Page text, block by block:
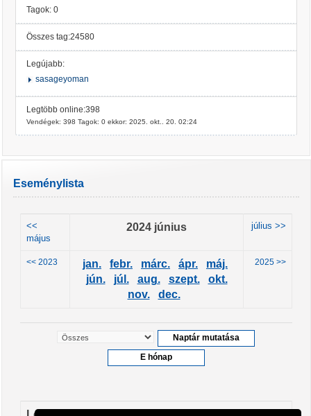
Tagok: 0
Összes tag:24580
Legújabb:
sasageyoman
Legtöbb online:398
Vendégek: 398 Tagok: 0 ekkor: 2025. okt.. 20. 02:24
Eseménylista
<<
május
2024 június július >>
<< 2023 jan. febr. márc. ápr.
máj.
jún.
júl. aug. szept.
okt.
nov.
dec.
2025 >>